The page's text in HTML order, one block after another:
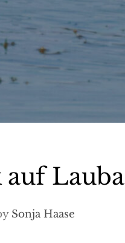
auf Lauba
Sonja Haase